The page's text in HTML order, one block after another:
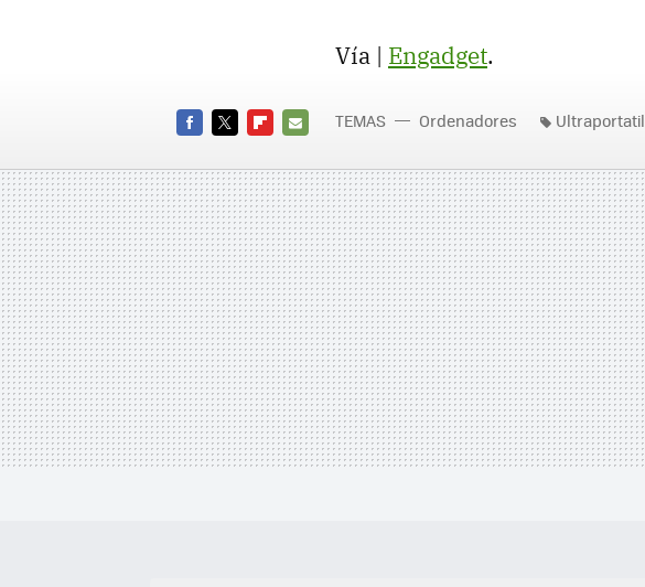
Vía | Engadget.
MAIL
TEMAS Ordenadores Ultraportatil